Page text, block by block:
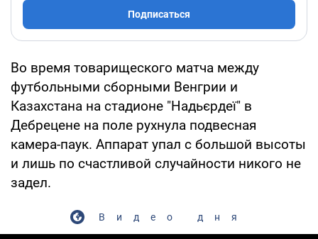
Подписаться
Во время товарищеского матча между
футбольными сборными Венгрии и
Казахстана на стадионе "Надьєрдеї" в
Дебрецене на поле рухнула подвесная
камера-паук. Аппарат упал с большой высоты
и лишь по счастливой случайности никого не
задел.
Видео дня